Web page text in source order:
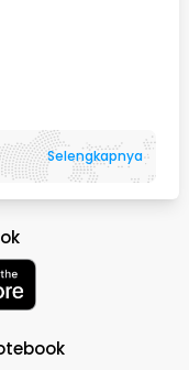
Selengkapnya